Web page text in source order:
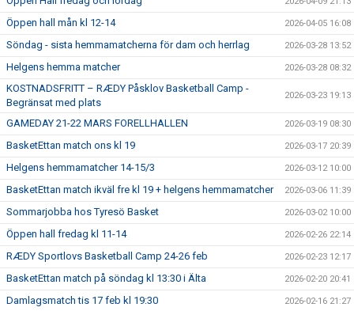
Öppen hall mån kl 12-14 2026-04-05 16:08
Söndag - sista hemmamatcherna för dam och herrlag 2026-03-28 13:52
Helgens hemma matcher 2026-03-28 08:32
KOSTNADSFRITT – RÆDY Påsklov Basketball Camp -
Begränsat med plats
2026-03-23 19:13
GAMEDAY 21-22 MARS FORELLHALLEN 2026-03-19 08:30
BasketEttan match ons kl 19 2026-03-17 20:39
Helgens hemmamatcher 14-15/3 2026-03-12 10:00
BasketEttan match ikväl fre kl 19 + helgens hemmamatcher 2026-03-06 11:39
Sommarjobba hos Tyresö Basket 2026-03-02 10:00
Öppen hall fredag kl 11-14 2026-02-26 22:14
RÆDY Sportlovs Basketball Camp 24-26 feb 2026-02-23 12:17
BasketEttan match på söndag kl 13:30 i Älta 2026-02-20 20:41
Damlagsmatch tis 17 feb kl 19:30 2026-02-16 21:27